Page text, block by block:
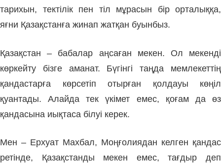
тарихын, тектілік пен тіл мұрасын бір орталыққа,
яғни Қазақстанға жинап жатқан буынбыз.
Қазақстан – бабалар аңсаған мекен. Ол мекенді
көркейту бізге аманат. Бүгінгі таңда мемлекеттің
қандастарға көрсетіп отырған қолдауы көңіл
қуантады. Алайда тек үкімет емес, қоғам да өз
қандасына иықтаса білуі керек.
Мен – Ерхуат Махбал, Моңғолиядан келген қандас
ретінде, Қазақстанды мекен емес, тағдыр деп